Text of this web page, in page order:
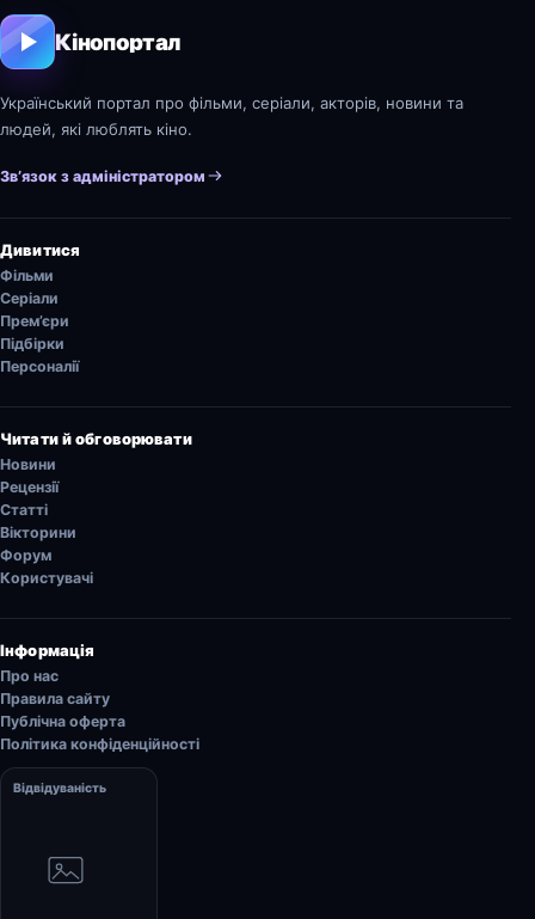
Кінопортал
Український портал про фільми, серіали, акторів, новини та
людей, які люблять кіно.
Зв’язок з адміністратором
Дивитися
Фільми
Серіали
Прем’єри
Підбірки
Персоналії
Читати й обговорювати
Новини
Рецензії
Статті
Вікторини
Форум
Користувачі
Інформація
Про нас
Правила сайту
Публічна оферта
Політика конфіденційності
Відвідуваність